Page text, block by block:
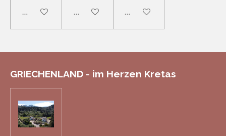
In den WarenkorbIn den WarenkorbIn den Warenkorb
GRIECHENLAND - im Herzen Kretas